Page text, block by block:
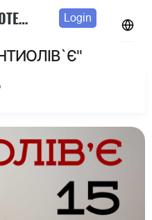
КУРСИ ЄВГЕНА КЛОПОТЕНКА Login